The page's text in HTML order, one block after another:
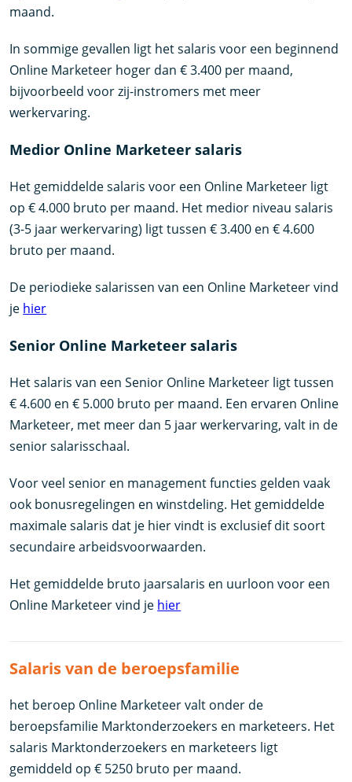
maand.
In sommige gevallen ligt het salaris voor een beginnend
Online Marketeer hoger dan € 3.400 per maand,
bijvoorbeeld voor zij-instromers met meer
werkervaring.
Medior Online Marketeer salaris
Het gemiddelde salaris voor een Online Marketeer ligt
op € 4.000 bruto per maand. Het medior niveau salaris
(3-5 jaar werkervaring) ligt tussen € 3.400 en € 4.600
bruto per maand.
De periodieke salarissen van een Online Marketeer vind
je hier
Senior Online Marketeer salaris
Het salaris van een Senior Online Marketeer ligt tussen
€ 4.600 en € 5.000 bruto per maand. Een ervaren Online
Marketeer, met meer dan 5 jaar werkervaring, valt in de
senior salarisschaal.
Voor veel senior en management functies gelden vaak
ook bonusregelingen en winstdeling. Het gemiddelde
maximale salaris dat je hier vindt is exclusief dit soort
secundaire arbeidsvoorwaarden.
Het gemiddelde bruto jaarsalaris en uurloon voor een
Online Marketeer vind je hier
Salaris van de beroepsfamilie
het beroep Online Marketeer valt onder de
beroepsfamilie Marktonderzoekers en marketeers. Het
salaris Marktonderzoekers en marketeers ligt
gemiddeld op € 5250 bruto per maand.